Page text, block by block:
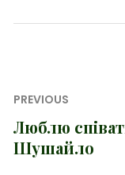
Навігація
записів
PREVIOUS
Previous
post:
Люблю
Шушайло